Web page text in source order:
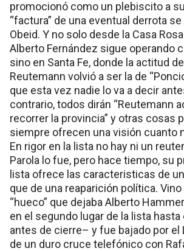
promocionó como un plebiscito a
“factura” de una eventual derrota se
Obeid. Y no solo desde la Casa
Alberto Fernández sigue operando
sino en Santa Fe, donde la actitud
Reutemann volvió a ser la de
que esta vez nadie lo va a decir
contrario, todos dirán “Reutemann
recorrer la provincia” y otras cosas
siempre ofrecen una visión cuanto
En rigor en la lista no hay ni un
Parola lo fue, pero hace tiempo, su
lista ofrece las caracteristicas de
que de una reaparición política. Vino
“hueco” que dejaba Alberto
en el segundo lugar de la lista
antes de cierre– y fue bajado por
de un duro cruce telefónico con